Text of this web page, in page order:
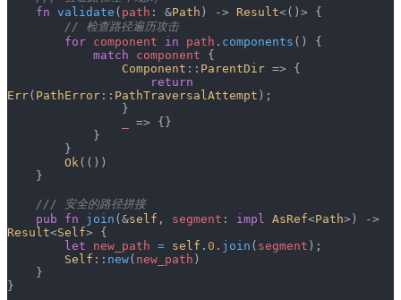
    fn
validate ( path : &Path ) -> Result<()> {
        // 检查路径遍历攻击
        for
component in path . components () {
            match
component {
                Component
:: ParentDir => {
                    return
Err( PathError :: PathTraversalAttempt );
                }
=> {}
            }
        }
        Ok
(())
    }
    /// 安全的路径拼接
    pub
fn join (&self , segment : impl AsRef<Path
Result<Self> {
        let
new_path = self . 0. join ( segment );
        Self
:: new( new_path )
    }
}